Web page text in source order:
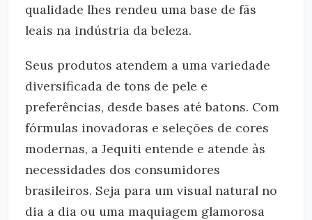
qualidade lhes rendeu uma base de fãs
leais na indústria da beleza.
Seus produtos atendem a uma variedade
diversificada de tons de pele e
preferências, desde bases até batons. Com
fórmulas inovadoras e seleções de cores
modernas, a Jequiti entende e atende às
necessidades dos consumidores
brasileiros. Seja para um visual natural no
dia a dia ou uma maquiagem glamorosa